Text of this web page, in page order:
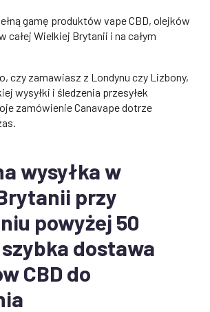
gamę produktów vape CBD, olejków
całej Wielkiej Brytanii i na całym
czy zamawiasz z Londynu czy Lizbony,
wysyłki i śledzenia przesyłek
zamówienie Canavape dotrze
wysyłka w
przy
powyżej 50
dostawa
CBD do